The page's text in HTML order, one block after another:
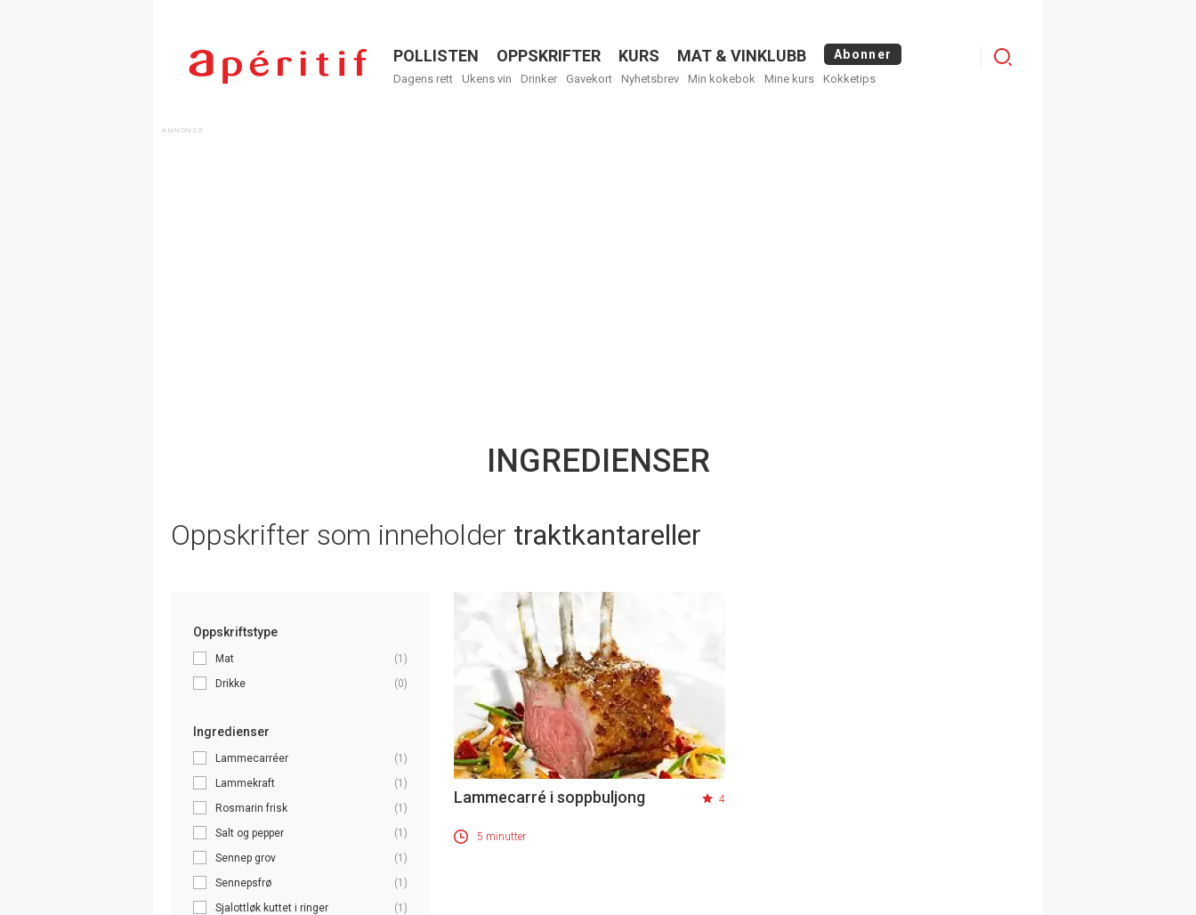
Menu
POLLISTEN OPPSKRIFTER KURS MAT & VINKLUBB Abonner
Dagens rett Ukens vin Drinker Gavekort Nyhetsbrev Min kokebok Mine kurs Kokketips
Logg
INGREDIENSER
Oppskrifter som inneholder traktkantareller
Oppskriftstype
Mat
(1)
Drikke
(0)
Ingredienser
Lammecarréer
(1)
Lammekraft
(1)
Rosmarin frisk
(1)
Salt og pepper
(1)
Sennep grov
(1)
Sennepsfrø
(1)
Sjalottløk kuttet i ringer
(1)
Lammecarré i soppbuljong 4
5 minutter